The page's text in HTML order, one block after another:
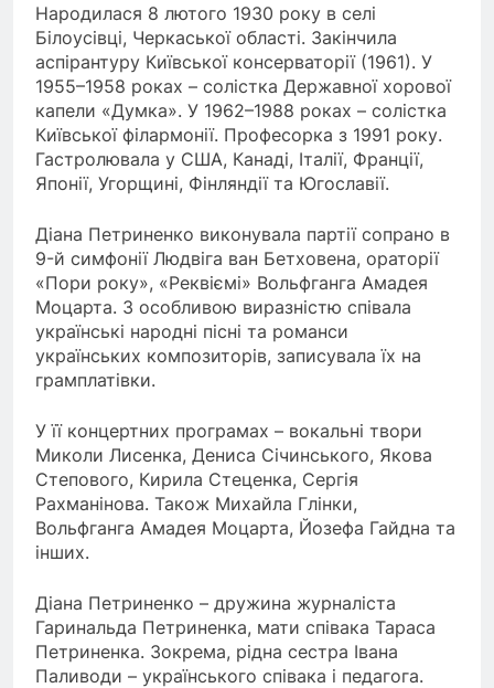
Народилася 8 лютого 1930 року в селі
Білоусівці, Черкаської області. Закінчила
аспірантуру Київської консерваторії (1961). У
1955–1958 роках – солістка Державної хорової
капели «Думка». У 1962–1988 роках – солістка
Київської філармонії. Професорка з 1991 року.
Гастролювала у США, Канаді, Італії, Франції,
Японії, Угорщині, Фінляндії та Югославії.
Діана Петриненко виконувала партії сопрано в
9-й симфонії Людвіга ван Бетховена, ораторії
«Пори року», «Реквіємі» Вольфганга Амадея
Моцарта. З особливою виразністю співала
українські народні пісні та романси
українських композиторів, записувала їх на
грамплатівки.
У її концертних програмах – вокальні твори
Миколи Лисенка, Дениса Січинського, Якова
Степового, Кирила Стеценка, Сергія
Рахманінова. Також Михайла Глінки,
Вольфганга Амадея Моцарта, Йозефа Гайдна та
інших.
Діана Петриненко – дружина журналіста
Гаринальда Петриненка, мати співака Тараса
Петриненка. Зокрема, рідна сестра Івана
Паливоди – українського співака і педагога.